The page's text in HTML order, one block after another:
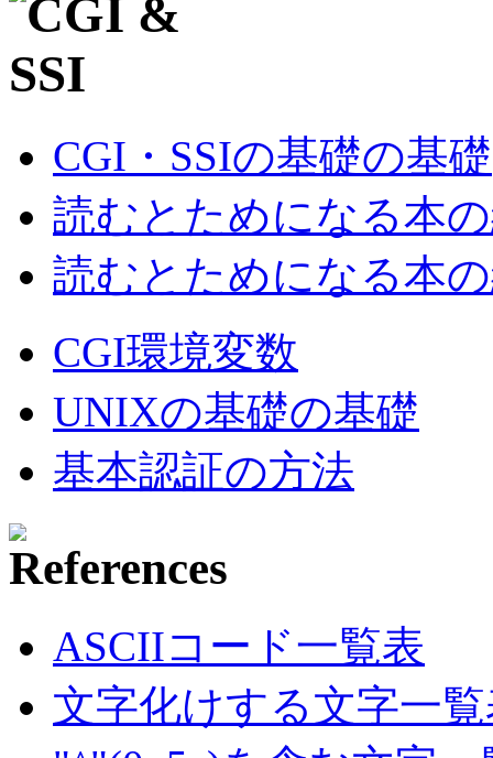
CGI・SSIの基礎の基礎
読むとためになる本
読むとためになる本
CGI環境変数
UNIXの基礎の基礎
基本認証の方法
ASCIIコード一覧表
文字化けする文字一